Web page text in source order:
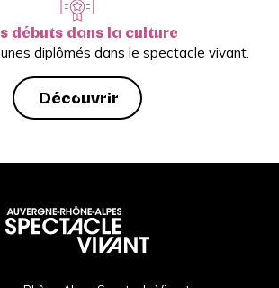
débuts dans la culture
diplômés dans le spectacle vivant.
Découvrir